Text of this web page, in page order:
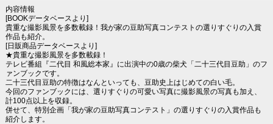
内容情報
[BOOKデータベースより]
貴重な撮影風景を多数載録！我が家の豆助写真コンテストの選りすぐりの入賞
作品も紹介。
[日販商品データベースより]
★貴重な撮影風景を多数載録！
テレビ番組『二代目 和風総本家』に出演中の0歳の柴犬「二十三代目豆助」のフ
ァンブックです。
二十三代目豆助の特徴はなんといっても、豆助史上はじめての白い毛。
今回のファンブックには、選りすぐりの可愛い写真に撮影風景の写真も加え、
計100点以上を収録。
併せて、特別企画「我が家の豆助写真コンテスト」の選りすぐりの入賞作品も
紹介します。